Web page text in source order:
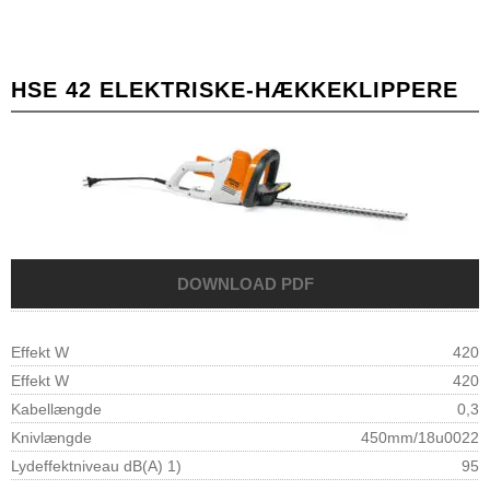
HSE 42 ELEKTRISKE-HÆKKEKLIPPERE
Effekt W
420
Effekt W
420
Kabellængde
0,3
Knivlængde
450mm/18u0022
Lydeffektniveau dB(A) 1)
95